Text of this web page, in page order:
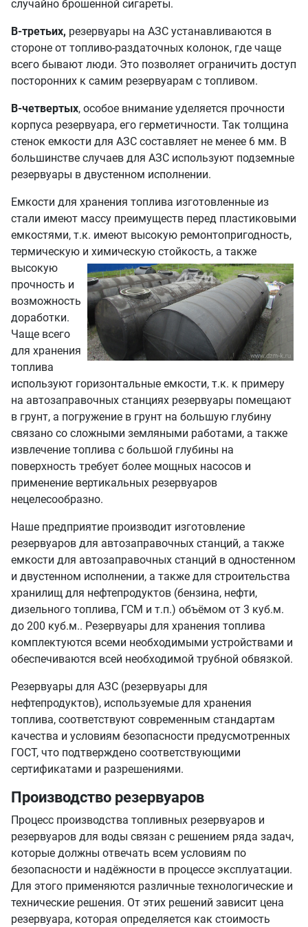
случайно брошенной сигареты.
В-третьих, резервуары на АЗС устанавливаются в
стороне от топливо-раздаточных колонок, где чаще
всего бывают люди. Это позволяет ограничить доступ
посторонних к самим резервуарам с топливом.
В-четвертых, особое внимание уделяется прочности
корпуса резервуара, его герметичности. Так толщина
стенок емкости для АЗС составляет не менее 6 мм. В
большинстве случаев для АЗС используют подземные
резервуары в двустенном исполнении.
Емкости для хранения топлива изготовленные из
стали имеют массу преимуществ перед пластиковыми
емкостями, т.к. имеют высокую ремонтопригодность,
термическую и химическую стойкость, а также
высокую
прочность и
возможность
доработки.
Чаще всего
для хранения
топлива
используют горизонтальные емкости, т.к. к примеру
на автозаправочных станциях резервуары помещают
в грунт, а погружение в грунт на большую глубину
связано со сложными земляными работами, а также
извлечение топлива с большой глубины на
поверхность требует более мощных насосов и
применение вертикальных резервуаров
нецелесообразно.
Наше предприятие производит изготовление
резервуаров для автозаправочных станций, а также
емкости для автозаправочных станций в одностенном
и двустенном исполнении, а также для строительства
хранилищ для нефтепродуктов (бензина, нефти,
дизельного топлива, ГСМ и т.п.) объёмом от 3 куб.м.
до 200 куб.м.. Резервуары для хранения топлива
комплектуются всеми необходимыми устройствами и
обеспечиваются всей необходимой трубной обвязкой.
Резервуары для АЗС (резервуары для
нефтепродуктов), используемые для хранения
топлива, соответствуют современным стандартам
качества и условиям безопасности предусмотренных
ГОСТ, что подтверждено соответствующими
сертификатами и разрешениями.
Производство резервуаров
Процесс производства топливных резервуаров и
резервуаров для воды связан с решением ряда задач,
которые должны отвечать всем условиям по
безопасности и надёжности в процессе эксплуатации.
Для этого применяются различные технологические и
технические решения. От этих решений зависит цена
резервуара, которая определяется как стоимость